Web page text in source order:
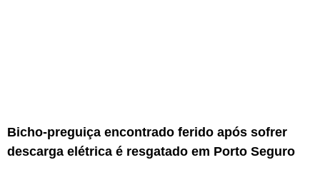
Bicho-preguiça encontrado ferido após sofrer
descarga elétrica é resgatado em Porto Seguro